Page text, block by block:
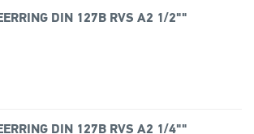
DIN 127B RVS A2 1/2""
DIN 127B RVS A2 1/4""